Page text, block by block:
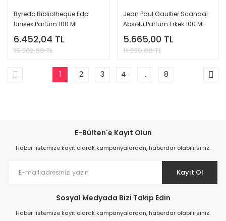
Byredo Bibliotheque Edp
Unisex Parfüm 100 Ml
6.452,04 TL
15.362,00 TL
Jean Paul Gaultier Scandal
Absolu Parfum Erkek 100 Ml
5.665,00 TL
11.330,00 TL
1 2 3 4 .. 8
E-Bülten'e Kayıt Olun
Haber listemize kayıt olarak kampanyalardan, haberdar olabilirsiniz.
Kayıt Ol
Sosyal Medyada Bizi Takip Edin
Haber listemize kayıt olarak kampanyalardan, haberdar olabilirsiniz.